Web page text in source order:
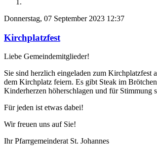
Donnerstag, 07 September 2023 12:37
Kirchplatzfest
Liebe Gemeindemitglieder!
Sie sind herzlich eingeladen zum Kirchplatzfest
dem Kirchplatz feiern. Es gibt Steak im
Kinderherzen höherschlagen und für Stimmung
Für jeden ist etwas dabei!
Wir freuen uns auf Sie!
Ihr Pfarrgemeinderat St. Johannes